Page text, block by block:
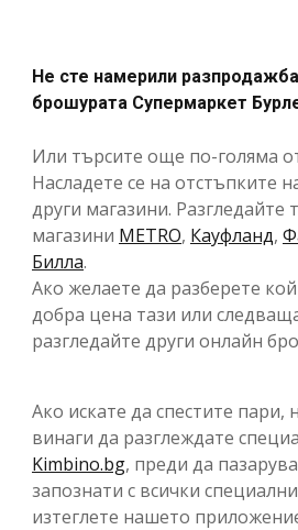
Не сте намерили
брошурата Супермаркет
Или търсите още по-голяма
Насладете се на отстъпките
други магазини. Разгледайте
магазини METRO, Кауфланд,
Билла.
Ако желаете да разберете
добра цена тази или
разгледайте други онлайн
Ако искате да спестите пари,
винаги да разглеждате
Kimbino.bg, преди да
запознати с всички
изтеглете нашето